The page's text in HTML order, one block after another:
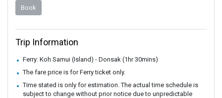
Book
Trip Information
Ferry: Koh Samui (Island) - Donsak (1hr 30mins)
The fare price is for Ferry ticket only.
Time stated is only for estimation. The actual time schedule is
subject to change without prior notice due to unpredictable